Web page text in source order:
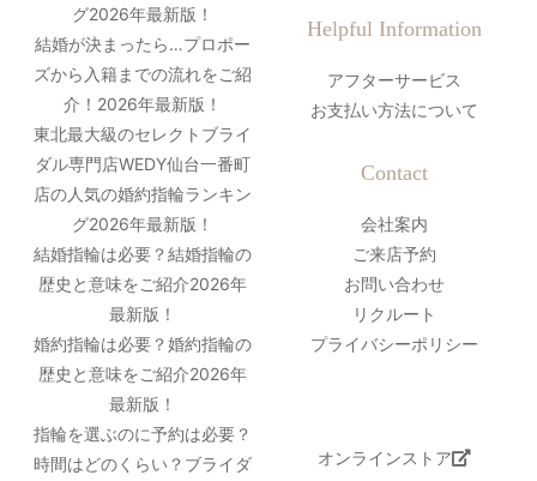
グ2026年最新版！
結婚が決まったら…プロポー
ズから入籍までの流れをご紹
介！2026年最新版！
東北最大級のセレクトブライ
ダル専門店WEDY仙台一番町
店の人気の婚約指輪ランキン
グ2026年最新版！
結婚指輪は必要？結婚指輪の
歴史と意味をご紹介2026年
最新版！
婚約指輪は必要？婚約指輪の
歴史と意味をご紹介2026年
最新版！
指輪を選ぶのに予約は必要？
時間はどのくらい？ブライダ
Helpful Information
アフターサービス
お支払い方法について
Contact
会社案内
ご来店予約
お問い合わせ
リクルート
プライバシーポリシー
オンラインストア